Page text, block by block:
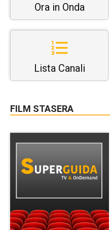
Ora in Onda
Lista Canali
FILM STASERA